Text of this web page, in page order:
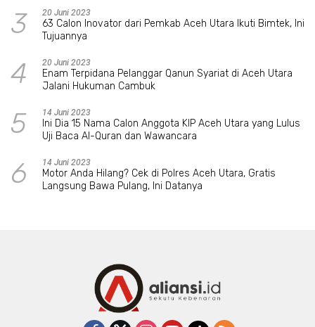
3 20 Juni 2023
63 Calon Inovator dari Pemkab Aceh Utara Ikuti Bimtek, Ini
Tujuannya
4 20 Juni 2023
Enam Terpidana Pelanggar Qanun Syariat di Aceh Utara
Jalani Hukuman Cambuk
5 14 Juni 2023
Ini Dia 15 Nama Calon Anggota KIP Aceh Utara yang Lulus
Uji Baca Al-Quran dan Wawancara
6 14 Juni 2023
Motor Anda Hilang? Cek di Polres Aceh Utara, Gratis
Langsung Bawa Pulang, Ini Datanya